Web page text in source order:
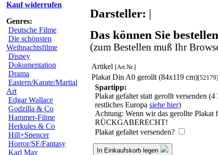
Kauf widerrufen
Genres:
Deutsche Filme
Die schönsten
Weihnachtsfilme
Disney
Dokumentation
Drama
Eastern/Karate/Martial
Art
Edgar Wallace
Godzilla & Co
Hammer-Filme
Herkules & Co
Hill+Spencer
Horror/SF/Fantasy
Karl May
Darsteller: |
Das können Sie
(zum Bestellen muß Ihr
Artikel [Art.Nr.]
Plakat Din A0 gerollt (84x119 cm)[52179]
Spartipp:
Plakat gefaltet statt gerollt versenden
restliches Europa siehe hier)
Achtung: Wenn wir das gerollte Plakat
RÜCKGABERECHT!
Plakat gefaltet versenden?
In Einkaufskorb legen